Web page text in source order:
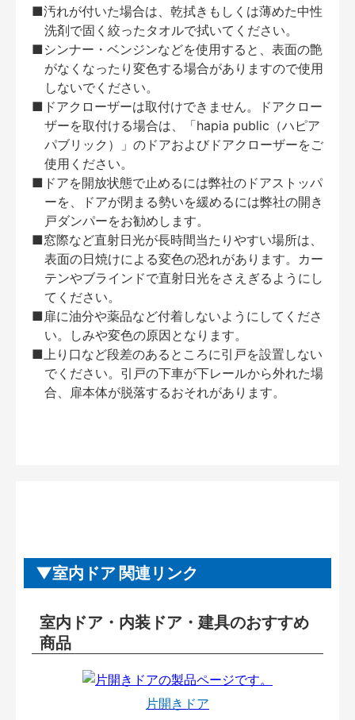
■汚れが付いた場合は、乾拭きもしくは薄めた中性
洗剤で固く絞ったタオルで拭いてください。
■シンナー・ベンジンなどを使用すると、表面の艶
がなくなったり変色する場合がありますので使用
しないでください。
■ドアクローザーは取付けできません。ドアクロー
ザーを取付ける場合は、「hapia public（ハピア
パブリック）」のドアおよびドアクローザーをご
使用ください。
■ドアを開放状態で止めるには弊社のドアストッパ
ーを、ドアが閉まる勢いを緩めるには弊社の開き
戸ダンパーをお勧めします。
■窓際など直射日光が長時間当たりやすい場所は、
表面の日焼けによる変色の恐れがあります。カー
テンやブラインドで直射日光をさえぎるようにし
てください。
■扉に油分や薬品など付着しないようにしてくださ
い。しみや変色の原因となります。
■上り口など段差のあるところに引戸を設置しない
でください。引戸の下車が下レールから外れた場
合、扉本体が脱落するおそれがあります。
室内ドア 関連リンク
室内ドア・内装ドア・建具のおすすめ
商品
片開きドア